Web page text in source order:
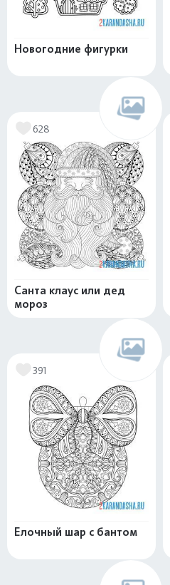
Новогодние фигурки
628
Санта клаус или дед
мороз
391
Елочный шар с бантом